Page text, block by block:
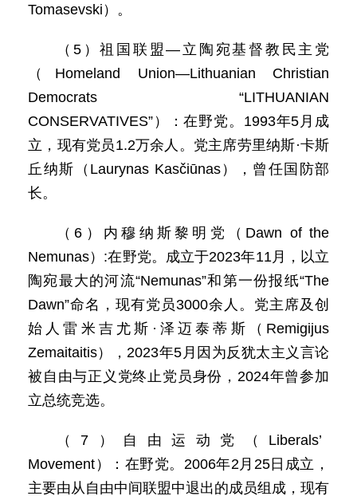
Tomasevski）。
（5）祖国联盟—立陶宛基督教民主党
（Homeland Union—Lithuanian Christian
Democrats “LITHUANIAN
CONSERVATIVES”）：在野党。1993年5月成
立，现有党员1.2万余人。党主席劳里纳斯·卡斯
丘纳斯（Laurynas Kasčiūnas），曾任国防部
长。
（6）内穆纳斯黎明党（Dawn of the
Nemunas）:在野党。成立于2023年11月，以立
陶宛最大的河流“Nemunas”和第一份报纸“The
Dawn”命名，现有党员3000余人。党主席及创
始人雷米吉尤斯·泽迈泰蒂斯（Remigijus
Zemaitaitis），2023年5月因为反犹太主义言论
被自由与正义党终止党员身份，2024年曾参加
立总统竞选。
（7）自由运动党（Liberals’
Movement）：在野党。2006年2月25日成立，
主要由从自由中间联盟中退出的成员组成，现有